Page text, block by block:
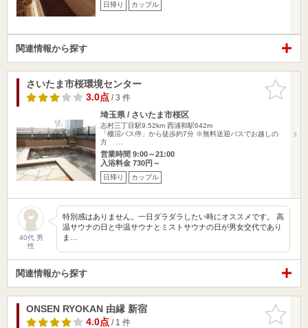
日帰り カップル
関連情報から探す
お気に入
りに追加
さいたま市桜環境センター
3.0点/ 3 件
埼玉県 / さいたま市桜区
志村三丁目駅9.52km 西浦和駅642m
「櫃沼バス停」から徒歩約7分 ※無料送迎バスでお越しの
方 …
営業時間 9:00～21:00
入浴料金 730円～
日帰り カップル
40代 男
性
特別感はありません。一日ダラダラしたい時にオススメです。 高
温サウナの日と中温サウナとミストサウナの日が男女交代であり
ま…
関連情報から探す
お気に入
りに追加
ONSEN RYOKAN 由縁 新宿
4.0点/ 1 件